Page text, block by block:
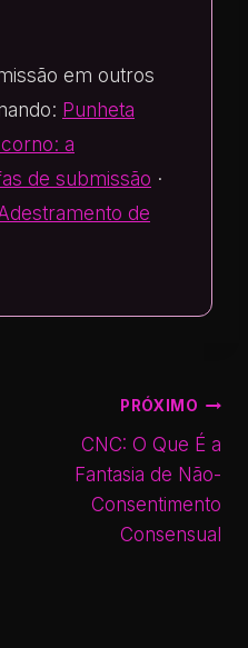
em outros
Punheta
a
de submissão ·
de
PRÓXIMO
CNC: O Que É a
Fantasia de Não-
Consentimento
Consensual